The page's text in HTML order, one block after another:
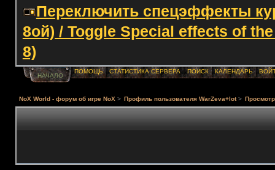
Переключить спецэффекты
8ой) / Toggle Special effects of
8)
НАЧАЛО
ПОМОЩЬ СТАТИСТИКА СЕРВЕРА ПОИСК КАЛЕНДАРЬ
NoX World - форум об игре NoX > Профиль пользователя WarZeva+lot>